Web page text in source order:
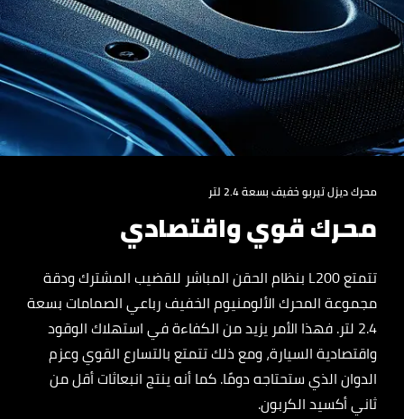
محرك ديزل تيربو خفيف بسعة 2.4 لتر
محرك قوي واقتصادي
تتمتع L200 بنظام الحقن المباشر للقضيب المشترك ودقة
مجموعة المحرك الألومنيوم الخفيف رباعي الصمامات بسعة
2.4 لتر. فهذا الأمر يزيد من الكفاءة في استهلاك الوقود
واقتصادية السيارة، ومع ذلك تتمتع بالتسارع القوي وعزم
الدوان الذي ستحتاجه دومًا. كما أنه ينتج انبعاثات أقل من
ثاني أكسيد الكربون.